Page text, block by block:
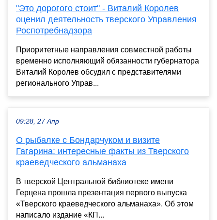
"Это дорогого стоит" - Виталий Королев
оценил деятельность тверского Управления
Роспотребнадзора
Приоритетные направления совместной работы
временно исполняющий обязанности губернатора
Виталий Королев обсудил с представителями
регионального Управ...
09:28, 27 Апр
О рыбалке с Бондарчуком и визите
Гагарина: интересные факты из Тверского
краеведческого альманаха
В тверской Центральной библиотеке имени
Герцена прошла презентация первого выпуска
«Тверского краеведческого альманаха». Об этом
написало издание «КП...